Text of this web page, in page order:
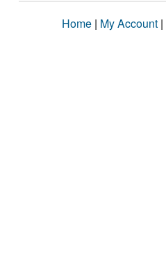
Home | My Account |